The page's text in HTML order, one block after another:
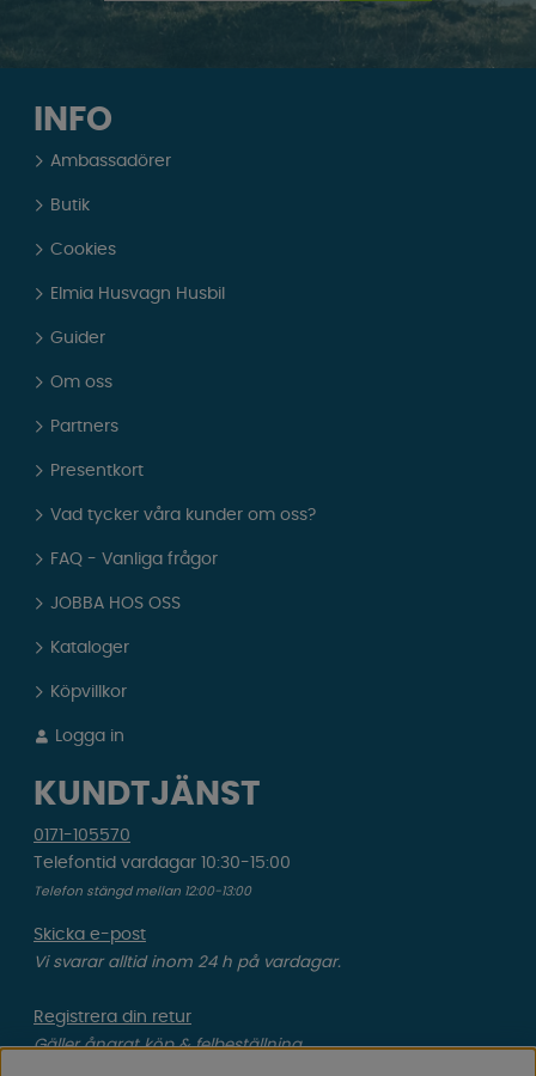
INFO
Ambassadörer
Butik
Cookies
Elmia Husvagn Husbil
Guider
Om oss
Partners
Presentkort
Vad tycker våra kunder om oss?
FAQ - Vanliga frågor
JOBBA HOS OSS
Kataloger
Köpvillkor
Logga in
KUNDTJÄNST
0171-105570
Telefontid vardagar 10:30-15:00
Telefon stängd mellan 12:00-13:00
Skicka e-post
Vi svarar alltid inom 24 h på vardagar.
Registrera din retur
Gäller ångrat köp & felbeställning.